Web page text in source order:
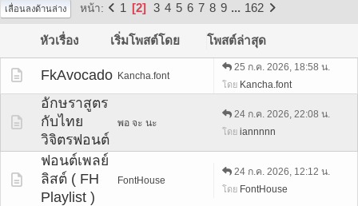
เลื่อนลงด้านล่าง หน้า 1 2 3 4 5 6 7 8 9 ... 162
หัวเรื่อง เริ่มโพสต์โดย โพสต์ล่าสุด
FkAvocado Kancha.font
25 ก.ค. 2026, 18:58 น.
โดย Kancha.font
อักษราสูตร
กับไทย
วิจิตรฟอนต์
พอ จะ นะ
24 ก.ค. 2026, 22:08 น.
โดย iannnnn
ฟอนต์เพลย์
ลิสต์ ( FH
Playlist )
FontHouse
24 ก.ค. 2026, 12:12 น.
โดย FontHouse